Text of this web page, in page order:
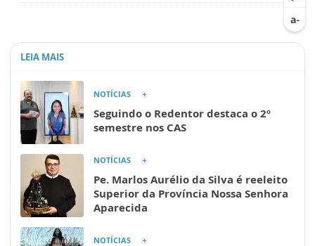
LEIA MAIS
NOTÍCIAS
Seguindo o Redentor destaca o 2º
semestre nos CAS
NOTÍCIAS
Pe. Marlos Aurélio da Silva é reeleito
Superior da Província Nossa Senhora
Aparecida
NOTÍCIAS